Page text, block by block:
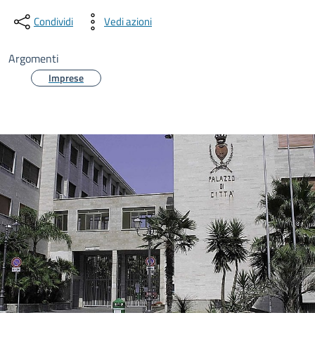
Condividi Vedi azioni
Argomenti
Imprese